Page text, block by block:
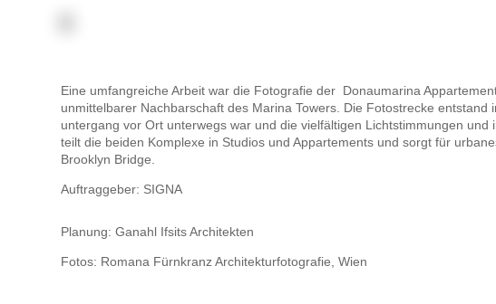
Eine umfangreiche Arbeit war die Fotografie der Donaumarina
unmittelbarer Nachbarschaft des Marina Towers. Die Fotostrecke
untergang vor Ort unterwegs war und die vielfältigen Lichtstimmungen
teilt die beiden Komplexe in Studios und Appartements und sorgt für
Brooklyn Bridge.
Auftraggeber: SIGNA
Planung: Ganahl Ifsits Architekten
Fotos: Romana Fürnkranz Architekturfotografie, Wien